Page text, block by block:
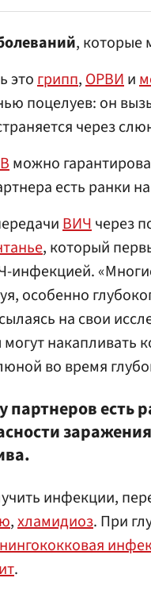
, которые
этогрипп,ОРВИи
поцелуев: он
через
можно
есть ранки
ВИЧчерез
, который
инфекцией.
особенно
на свои
накапливать
во время
партнеров есть
заражения
инфекции,
,хламидиоз. При
.